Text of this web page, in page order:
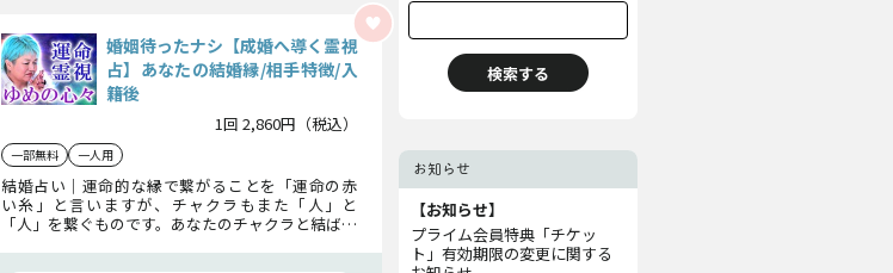
婚姻待ったナシ【成婚へ導く霊視
占】あなたの結婚縁/相手特徴/入
籍後
1回 2,860円（税込）
一部無料 一人用
結婚占い｜運命的な縁で繋がることを「運命の赤
い糸」と言いますが、チャクラもまた「人」と
「人」を繋ぐものです。あなたのチャクラと結ばれ
お知らせ
【お知らせ】
プライム会員特典「チケッ
ト」有効期限の変更に関する